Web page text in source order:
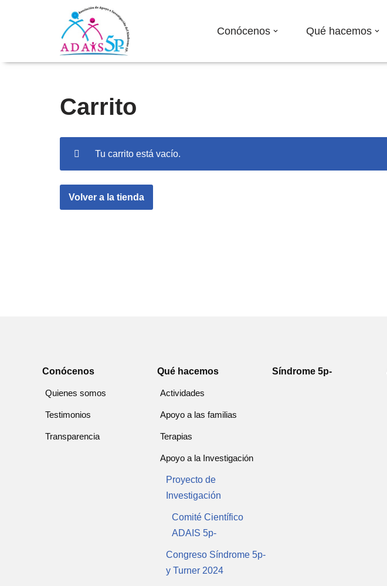
Conócenos Qué hacemos
Carrito
Tu carrito está vacío.
Volver a la tienda
Conócenos
Quienes somos
Testimonios
Transparencia
Qué hacemos
Actividades
Apoyo a las familias
Terapias
Apoyo a la Investigación
Proyecto de
Investigación
Comité Científico
ADAIS 5p-
Congreso Síndrome 5p-
y Turner 2024
Síndrome 5p-